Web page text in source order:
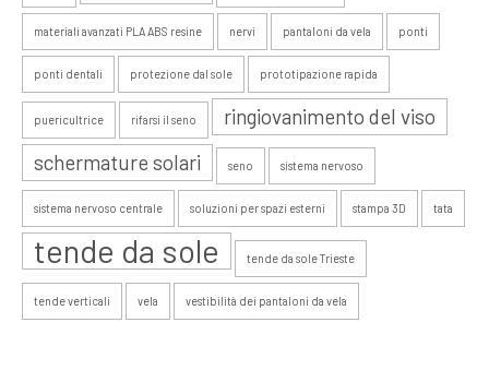
materiali avanzati PLA ABS resine nervi pantaloni da vela ponti
ponti dentali protezione dal sole prototipazione rapida
puericultrice rifarsi il seno
ringiovanimento del viso
schermature solari
seno sistema nervoso
sistema nervoso centrale soluzioni per spazi esterni stampa 3D tata
tende da sole tende da sole Trieste
tende verticali vela vestibilità dei pantaloni da vela